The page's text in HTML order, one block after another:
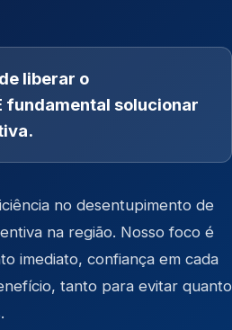
liberar o
fundamental solucionar
no desentupimento de
na região. Nosso foco é
imediato, confiança em cada
tanto para evitar quanto